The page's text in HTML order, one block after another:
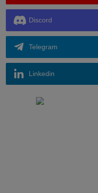
Discord
Telegram
Linkedin